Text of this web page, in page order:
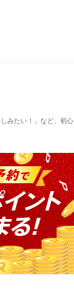
みたい！」など、初心